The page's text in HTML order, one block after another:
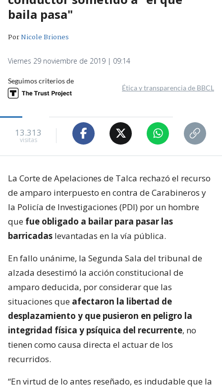
baila pasa"
PorNicole Briones
Viernes 29 noviembre de 2019 | 09:14
Seguimos criterios de
Ética y transparencia de BBCL
13.313
visitas
La Corte de Apelaciones de Talca rechazó el recurso
de amparo interpuesto en contra de Carabineros y
la Policía de Investigaciones (PDI) por un hombre
que fue obligado a bailar para pasar las
barricadas levantadas en la vía pública.
En fallo unánime, la Segunda Sala del tribunal de
alzada desestimó la acción constitucional de
amparo deducida, por considerar que las
situaciones que afectaron la libertad de
desplazamiento y que pusieron en peligro la
integridad física y psíquica del recurrente, no
tienen como causa directa el actuar de los
recurridos.
“En virtud de lo antes reseñado, es indudable que la